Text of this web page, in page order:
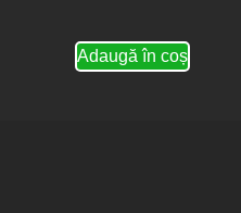
Adaugă în coș